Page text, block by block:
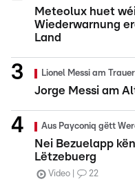
Meteolux huet
Wiederwarnung
Land
Lionel Messi am Trauer
Jorge Messi am
Aus Payconiq gëtt
Nei Bezuelapp
Lëtzebuerg
Video 22